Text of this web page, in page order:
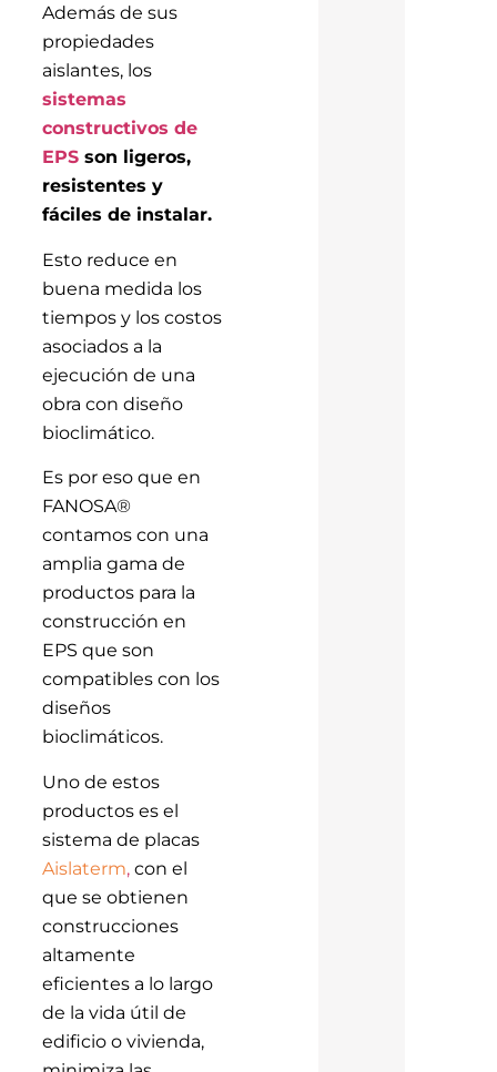
Además de sus
propiedades
aislantes, los
sistemas
constructivos de
EPSson ligeros,
resistentes y
fáciles de instalar.
Esto reduce en
buena medida los
tiempos y los costos
asociados a la
ejecución de una
obra con diseño
bioclimático.
Es por eso que en
FANOSA®
contamos con una
amplia gama de
productos para la
construcción en
EPS que son
compatibles con los
diseños
bioclimáticos.
Uno de estos
productos es el
sistema de placas
Aislaterm,con el
que se obtienen
construcciones
altamente
eficientes a lo largo
de la vida útil de
edificio o vivienda,